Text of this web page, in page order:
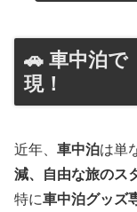
🚗 車中泊で
現！
近年、 車中泊は単
減、自由な旅のス
特に車中泊グッズ